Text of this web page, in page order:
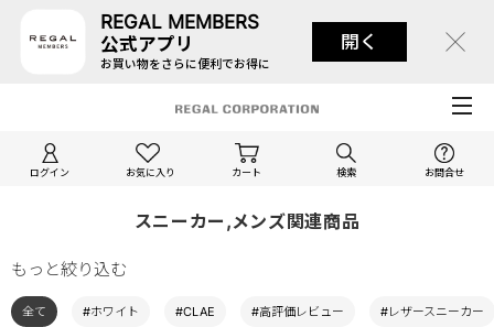
REGAL MEMBERS
公式アプリ
お買い物をさらに便利でお得に
開く
ログイン お気に入り カート 検索 お問合せ
スニーカー,メンズ関連商品
もっと絞り込む
全て #ホワイト #CLAE #高評価レビュー #レザースニーカー